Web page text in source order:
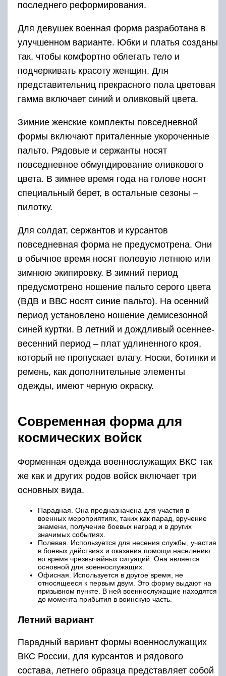
последнего реформирования.
Для девушек военная форма разработана в
улучшенном варианте. Юбки и платья созданы
так, чтобы комфортно облегать тело и
подчеркивать красоту женщин. Для
представительниц прекрасного пола цветовая
гамма включает синий и оливковый цвета.
Зимние женские комплекты повседневной
формы включают приталенные укороченные
пальто. Рядовые и сержанты носят
повседневное обмундирование оливкового
цвета. В зимнее время года на голове носят
специальный берет, в остальные сезоны –
пилотку.
Для солдат, сержантов и курсантов
повседневная форма не предусмотрена. Они
в обычное время носят полевую летнюю или
зимнюю экипировку. В зимний период
предусмотрено ношение пальто серого цвета
(ВДВ и ВВС носят синие пальто). На осенний
период установлено ношение демисезонной
синей куртки. В летний и дождливый осеннее-
весенний период – плат удлиненного кроя,
который не пропускает влагу. Носки, ботинки и
ремень, как дополнительные элементы
одежды, имеют черную окраску.
Современная форма для
космических войск
Форменная одежда военнослужащих ВКС так
же как и других родов войск включает три
основных вида.
Парадная. Она предназначена для участия в
военных мероприятиях, таких как парад, вручение
знамени, получение боевых наград и в других
значимых событиях.
Полевая. Используется для несения службы, участия
в боевых действиях и оказания помощи населению
во время чрезвычайных ситуаций. Она является
основной для военнослужащих.
Офисная. Используется в другое время, не
относящееся к первым двум. Это форму выдают на
призывном пункте. В ней военнослужащие находятся
до момента прибытия в воинскую часть.
Летний вариант
Парадный вариант формы военнослужащих
ВКС России, для курсантов и рядового
состава, летнего образца представляет собой